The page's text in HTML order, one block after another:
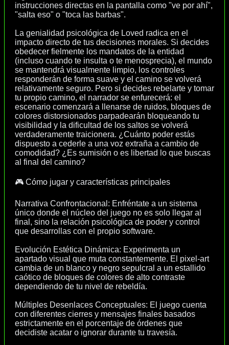
instrucciones directas en la pantalla como "ve por ahí",
"salta eso" o "toca las barbas".
La genialidad psicológica de Loved radica en el
impacto directo de tus decisiones morales. Si decides
obedecer fielmente los mandatos de la entidad
(incluso cuando te insulta o te menosprecia), el mundo
se mantendrá visualmente limpio, los controles
responderán de forma suave y el camino se volverá
relativamente seguro. Pero si decides rebelarte y tomar
tu propio camino, el narrador se enfurecerá: el
escenario comenzará a llenarse de ruidos, bloques de
colores distorsionados parpadearán bloqueando tu
visibilidad y la dificultad de los saltos se volverá
verdaderamente traicionera. ¿Cuánto poder estás
dispuesto a cederle a una voz extraña a cambio de
comodidad? ¿Es sumisión o es libertad lo que buscas
al final del camino?
🎮 Cómo jugar y características principales
Narrativa Confrontacional: Enfréntate a un sistema
único donde el núcleo del juego no es solo llegar al
final, sino la relación psicológica de poder y control
que desarrollas con el propio software.
Evolución Estética Dinámica: Experimenta un
apartado visual que muta constantemente. El pixel-art
cambia de un blanco y negro sepulcral a un estallido
caótico de bloques de colores de alto contraste
dependiendo de tu nivel de rebeldía.
Múltiples Desenlaces Conceptuales: El juego cuenta
con diferentes cierres y mensajes finales basados
estrictamente en el porcentaje de órdenes que
decidiste acatar o ignorar durante tu travesía.